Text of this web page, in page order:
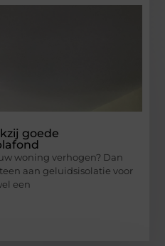
goede
woning verhogen? Dan
aan geluidsisolatie voor
een